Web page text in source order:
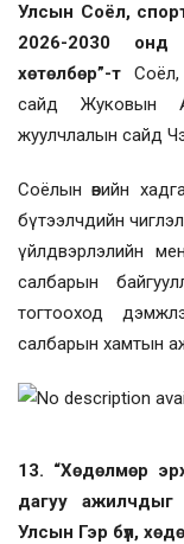
Улсын Соёл,
2026-2030 онд
хөтөлбөр”-т Соёл,
сайд Жуковын
жуулчлалын сайд
Соёлын өвийн
бүтээлчдийн
үйлдвэрлэлийн
салбарын
тогтооход
салбарын хамтын
13. “Хөдөлмөр
дагуу ажилчдыг
Улсын Гэр бүл,